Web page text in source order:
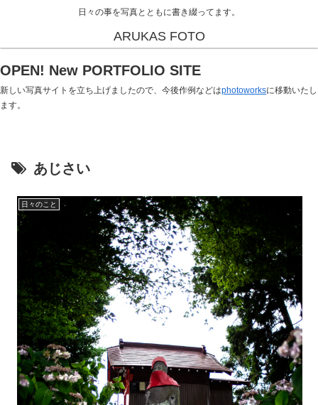
日々の事を写真とともに書き綴ってます。
ARUKAS FOTO
OPEN! New PORTFOLIO SITE
新しい写真サイトを立ち上げましたので、今後作例などはphotoworksに移動いたし
ます。
あじさい
日々のこと